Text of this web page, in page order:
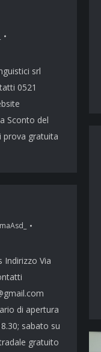
srl
0521
Sconto del
prova gratuita
Indirizzo Via
di apertura
sabato su
gratuito